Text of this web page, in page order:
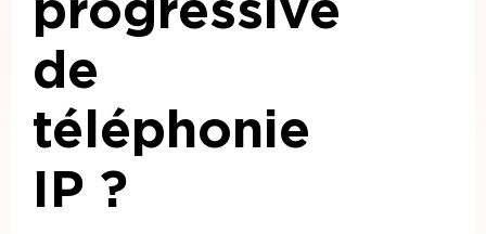
de
téléphonie
IP ?